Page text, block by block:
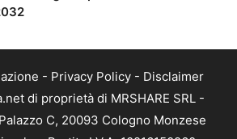
- Privacy Policy - Disclaimer
di proprietà di MRSHARE SRL -
C, 20093 Cologno Monzese